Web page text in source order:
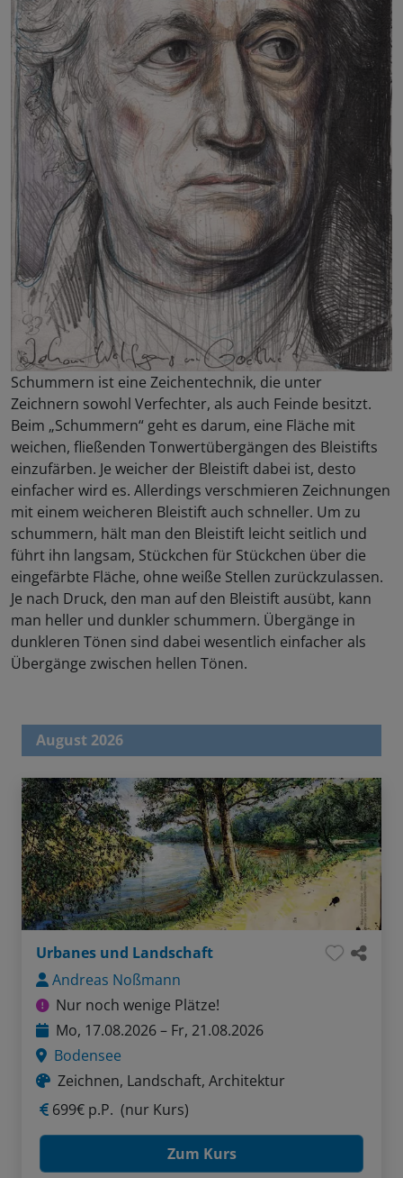
Schummern ist eine Zeichentechnik, die unter
Zeichnern sowohl Verfechter, als auch Feinde besitzt.
Beim „Schummern“ geht es darum, eine Fläche mit
weichen, fließenden Tonwertübergängen des Bleistifts
einzufärben. Je weicher der Bleistift dabei ist, desto
einfacher wird es. Allerdings verschmieren Zeichnungen
mit einem weicheren Bleistift auch schneller. Um zu
schummern, hält man den Bleistift leicht seitlich und
führt ihn langsam, Stückchen für Stückchen über die
eingefärbte Fläche, ohne weiße Stellen zurückzulassen.
Je nach Druck, den man auf den Bleistift ausübt, kann
man heller und dunkler schummern. Übergänge in
dunkleren Tönen sind dabei wesentlich einfacher als
Übergänge zwischen hellen Tönen.
August 2026
Urbanes und Landschaft
Andreas Noßmann
Nur noch wenige Plätze!
Mo, 17.08.2026 – Fr, 21.08.2026
Bodensee
Zeichnen, Landschaft, Architektur
699€ p.P. (nur Kurs)
Zum Kurs